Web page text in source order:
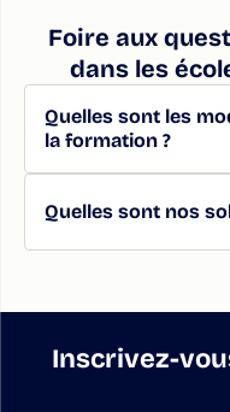
Foire aux
dans les
Quelles sont les
la formation ?
Quelles sont nos
Inscrivez-